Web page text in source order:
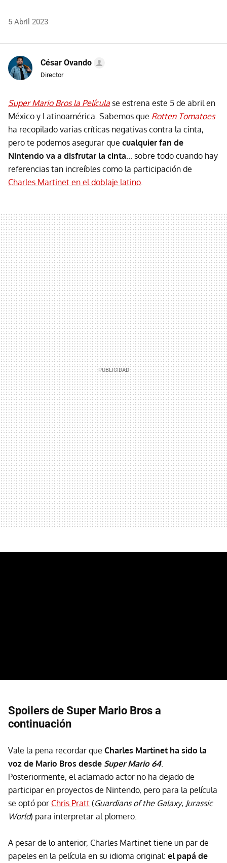
5 Abril 2023
César Ovando
Director
Super Mario Bros la Película se estrena este 5 de abril en
México y Latinoamérica. Sabemos que Rotten Tomatoes
ha recopilado varias críticas negativas contra la cinta,
pero te podemos asegurar que cualquier fan de
Nintendo va a disfrutar la cinta ... sobre todo cuando hay
referencias tan increíbles como la participación de
Charles Martinet en el doblaje latino
Spoilers de Super Mario Bros a
continuación
Vale la pena recordar que Charles Martinet ha sido la
voz de Mario Bros desde Super Mario 64.
Posteriormente, el aclamado actor no ha dejado de
participar en proyectos de Nintendo, pero para la película
se optó por Chris Pratt (Guardians of the Galaxy, Jurassic
World) para interpretar al plomero.
A pesar de lo anterior, Charles Martinet tiene un par de
papeles en la película en su idioma original: el papá de